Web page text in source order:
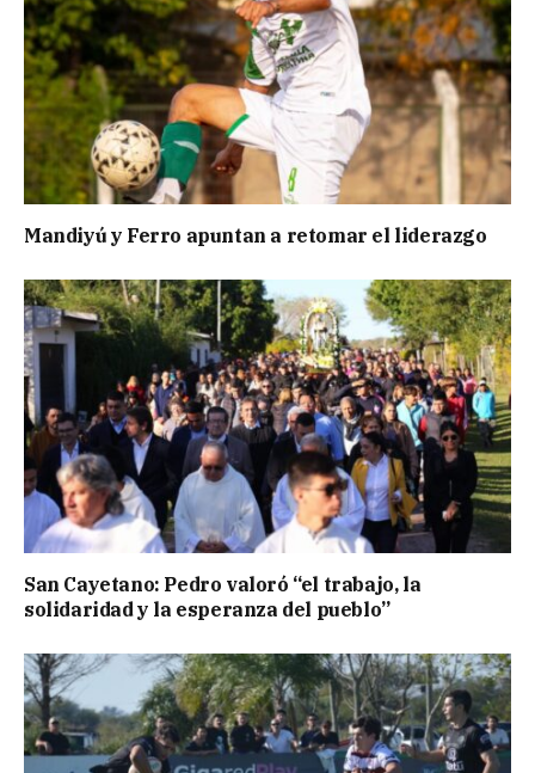
Mandiyú y Ferro apuntan a retomar el liderazgo
San Cayetano: Pedro valoró “el trabajo, la
solidaridad y la esperanza del pueblo”